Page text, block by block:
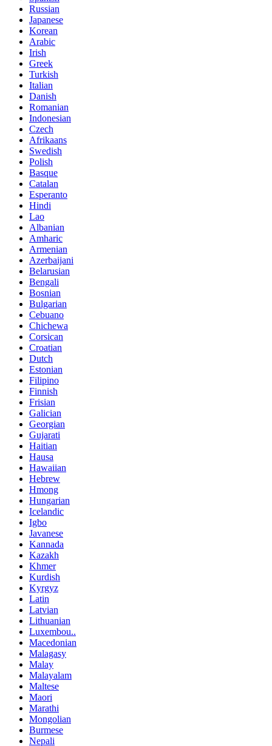
Russian
Japanese
Korean
Arabic
Irish
Greek
Turkish
Italian
Danish
Romanian
Indonesian
Czech
Afrikaans
Swedish
Polish
Basque
Catalan
Esperanto
Hindi
Lao
Albanian
Amharic
Armenian
Azerbaijani
Belarusian
Bengali
Bosnian
Bulgarian
Cebuano
Chichewa
Corsican
Croatian
Dutch
Estonian
Filipino
Finnish
Frisian
Galician
Georgian
Gujarati
Haitian
Hausa
Hawaiian
Hebrew
Hmong
Hungarian
Icelandic
Igbo
Javanese
Kannada
Kazakh
Khmer
Kurdish
Kyrgyz
Latin
Latvian
Lithuanian
Luxembou..
Macedonian
Malagasy
Malay
Malayalam
Maltese
Maori
Marathi
Mongolian
Burmese
Nepali